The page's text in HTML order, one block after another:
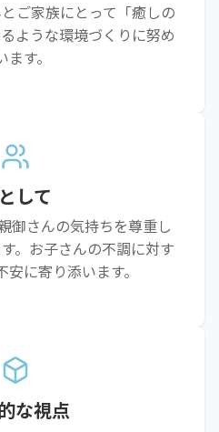
ご家族にとって「癒しの
ような環境づくりに努め
ます。
して
御さんの気持ちを尊重し
。お子さんの不調に対す
に寄り添います。
な視点